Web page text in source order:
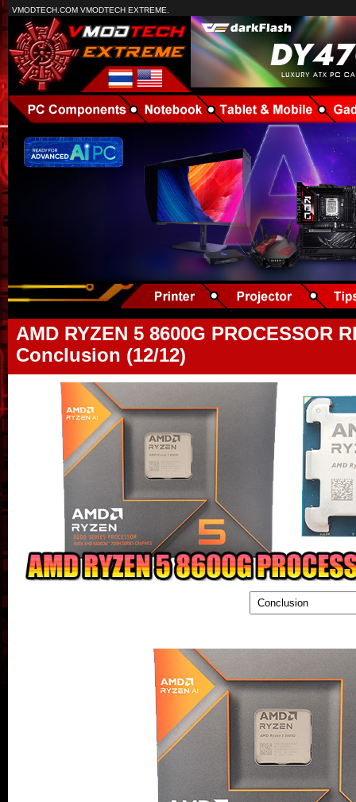
VMODTECH.COM VMODTECH EXTREME.
AMD RYZEN 5 8600G PROCESSOR
Conclusion (12/12)